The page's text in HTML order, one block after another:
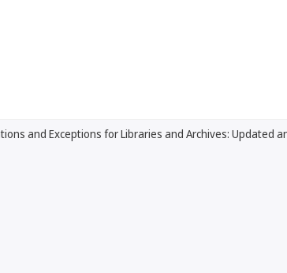
and Exceptions for Libraries and Archives: Updated